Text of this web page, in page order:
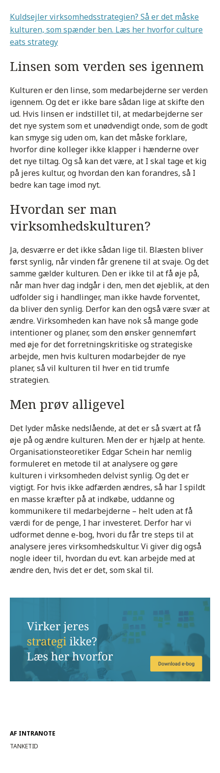
AF INTRANOTE
TANKETID
Kuldsejler virksomhedsstrategien? Så er det måske
kulturen, som spænder ben. Læs her hvorfor culture
eats strategy
Linsen som verden ses igennem
Kulturen er den linse, som medarbejderne ser verden
igennem. Og det er ikke bare sådan lige at skifte den
ud. Hvis linsen er indstillet til, at medarbejderne ser
det nye system som et unødvendigt onde, som de godt
kan smyge sig uden om, kan det måske forklare,
hvorfor dine kolleger ikke klapper i hænderne over
det nye tiltag. Og så kan det være, at I skal tage et kig
på jeres kultur, og hvordan den kan forandres, så I
bedre kan tage imod nyt.
Hvordan ser man
virksomhedskulturen?
Ja, desværre er det ikke sådan lige til. Blæsten bliver
først synlig, når vinden får grenene til at svaje. Og det
samme gælder kulturen. Den er ikke til at få øje på,
når man hver dag indgår i den, men det øjeblik, at den
udfolder sig i handlinger, man ikke havde forventet,
da bliver den synlig. Derfor kan den også være svær at
ændre. Virksomheden kan have nok så mange gode
intentioner og planer, som den ønsker gennemført
med øje for det forretningskritiske og strategiske
arbejde, men hvis kulturen modarbejder de nye
planer, så vil kulturen til hver en tid trumfe
strategien.
Men prøv alligevel
Det lyder måske nedslående, at det er så svært at få
øje på og ændre kulturen. Men der er hjælp at hente.
Organisationsteoretiker Edgar Schein har nemlig
formuleret en metode til at analysere og gøre
kulturen i virksomheden delvist synlig. Og det er
vigtigt. For hvis ikke adfærden ændres, så har I spildt
en masse kræfter på at indkøbe, uddanne og
kommunikere til medarbejderne – helt uden at få
værdi for de penge, I har investeret. Derfor har vi
udformet denne e-bog, hvori du får tre steps til at
analysere jeres virksomhedskultur. Vi giver dig også
nogle ideer til, hvordan du evt. kan arbejde med at
ændre den, hvis det er det, som skal til.